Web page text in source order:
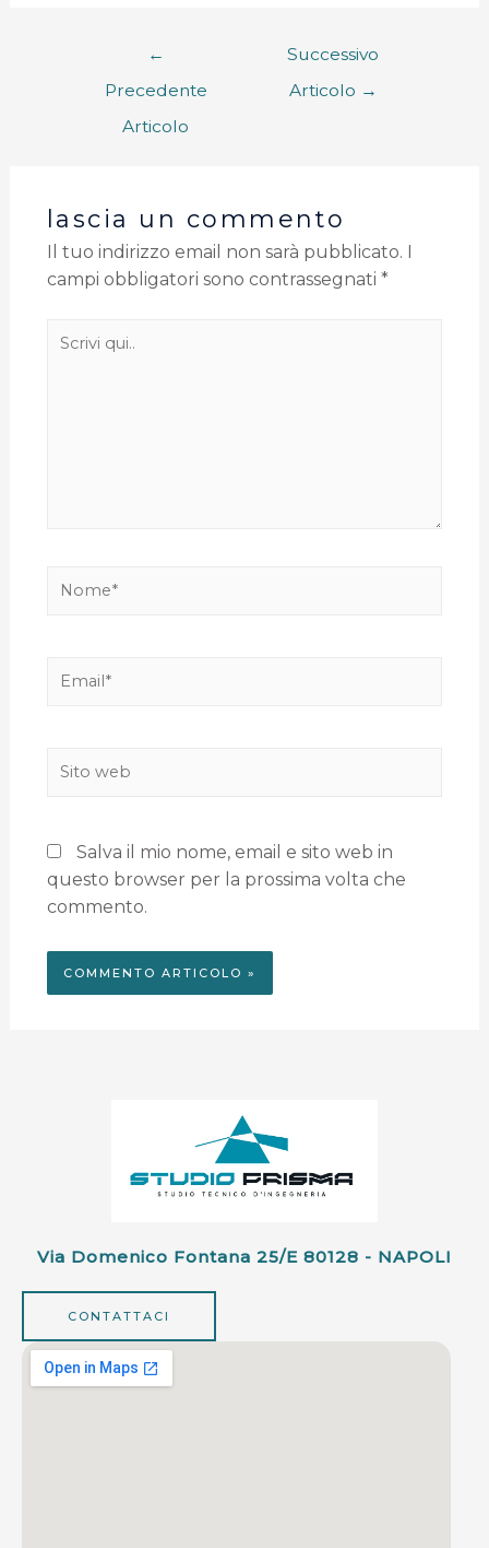
←
Precedente
Articolo
Successivo
Articolo →
lascia un commento
Il tuo indirizzo email non sarà pubblicato.
campi obbligatori sono contrassegnati *
Salva il mio nome, email e sito web in
questo browser per la prossima volta che
commento.
Via Domenico Fontana 25/e 80128 - NAPOLI
CONTATTACI